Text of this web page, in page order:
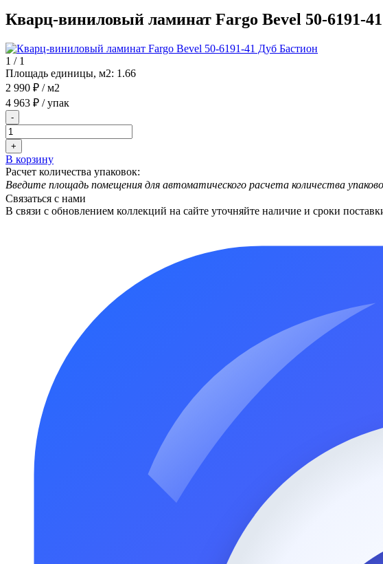
Кварц-виниловый ламинат Fargo Bevel 50-6191-
1 / 1
Площадь единицы, м2: 1.66
2 990 ₽ / м2
4 963 ₽ / упак
-
+
В корзину
Расчет количества упаковок:
Введите площадь помещения для автоматического расчета количества
Связаться с нами
В связи с обновлением коллекций на сайте уточняйте наличие и сроки